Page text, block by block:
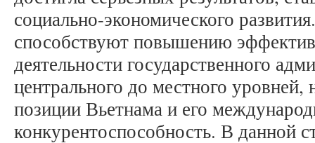
социально-экономического
способствуют повышению
деятельности государственного
центрального до местного
позиции Вьетнама и его
конкурентоспособность. В данной